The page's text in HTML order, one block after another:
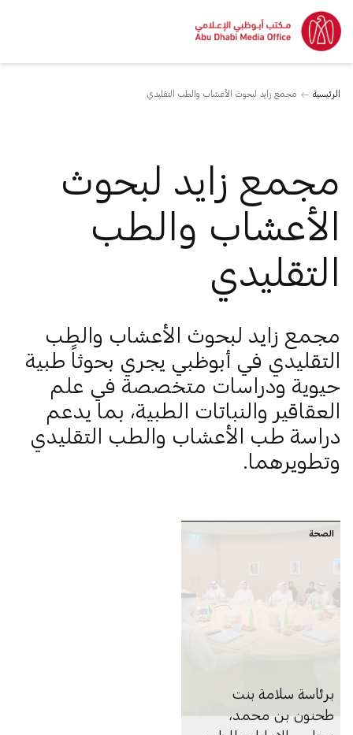
الرئيسية مجمع زايد لبحوث الأعشاب والطب التقليدي
مجمع زايد لبحوث
الأعشاب والطب
التقليدي
مجمع زايد لبحوث الأعشاب والطب
التقليدي في أبوظبي يجري بحوثاً طبية
حيوية ودراسات متخصصة في علم
العقاقير والنباتات الطبية، بما يدعم
دراسة طب الأعشاب والطب التقليدي
وتطويرهما.
الصحة
برئاسة سلامة بنت
طحنون بن محمد،